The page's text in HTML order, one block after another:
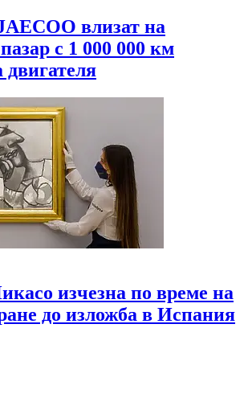
влизат на
с 1 000 000 км
двигателя
изчезна по време на
до изложба в Испания